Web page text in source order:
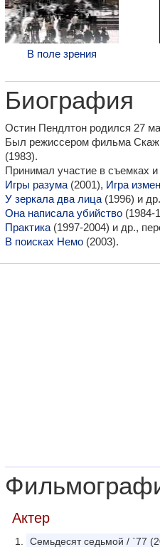
В поле зрения
Биография
Остин Пендлтон родился 27
Был режиссером фильма
(1983).
Принимал участие в съемках
Игры разума (2001), Игра
У зеркала два лица (1996) и
Она написала убийство (1984-
Практика (1997-2004) и др.,
В поисках Немо (2003).
Актер
Семьдесят седьмой / `77